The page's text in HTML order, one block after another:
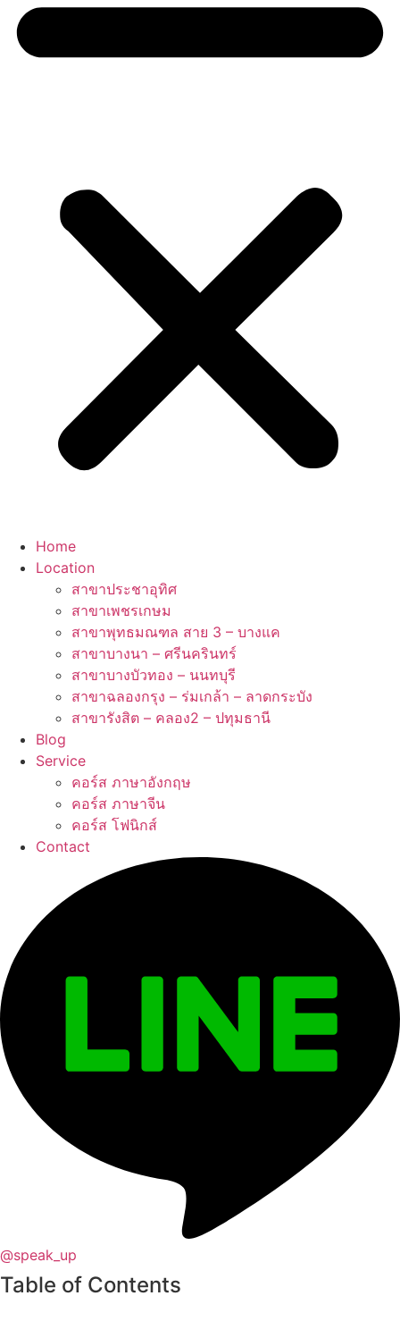
Home
Location
สาขาประชาอุทิศ
สาขาเพชรเกษม
สาขาพุทธมณฑล สาย 3 – บางแค
สาขาบางนา – ศรีนครินทร์
สาขาบางบัวทอง – นนทบุรี
สาขาฉลองกรุง – ร่มเกล้า – ลาดกระบัง
สาขารังสิต – คลอง2 – ปทุมธานี
Blog
Service
คอร์ส ภาษาอังกฤษ
คอร์ส ภาษาจีน
คอร์ส โฟนิกส์
Contact
@speak_up
Table of Contents